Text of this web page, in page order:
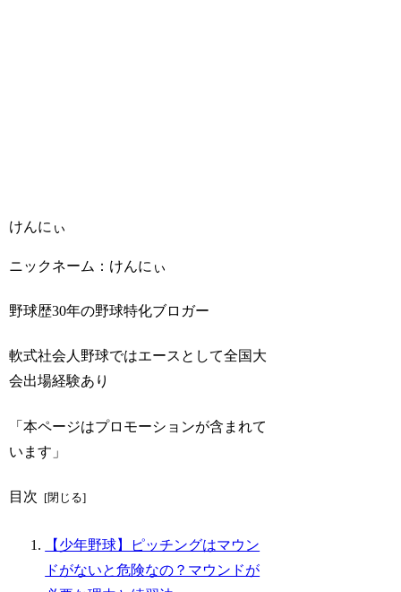
けんにぃ
ニックネーム：けんにぃ
野球歴30年の野球特化ブロガー
軟式社会人野球ではエースとして全国大
会出場経験あり
「本ページはプロモーションが含まれて
います」
目次
【少年野球】ピッチングはマウン
ドがないと危険なの？マウンドが